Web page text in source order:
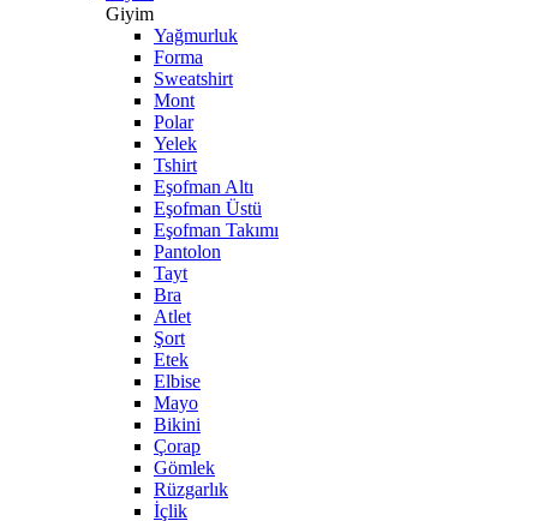
Giyim
Yağmurluk
Forma
Sweatshirt
Mont
Polar
Yelek
Tshirt
Eşofman Altı
Eşofman Üstü
Eşofman Takımı
Pantolon
Tayt
Bra
Atlet
Şort
Etek
Elbise
Mayo
Bikini
Çorap
Gömlek
Rüzgarlık
İçlik